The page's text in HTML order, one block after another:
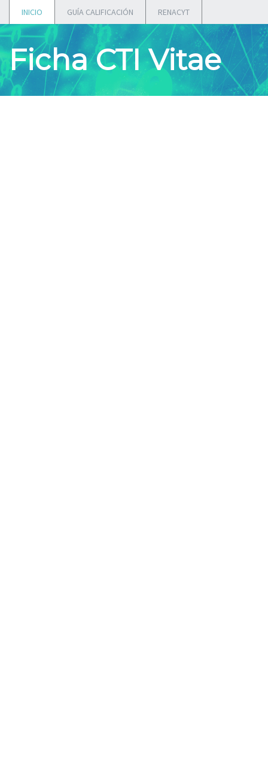
INICIO GUÍA CALIFICACIÓN RENACYT
Ficha CTI Vitae